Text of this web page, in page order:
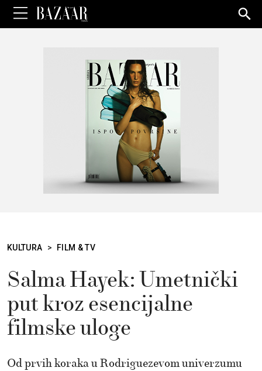
for:
KULTURA > FILM & TV
Salma Hayek: Umetnički
put kroz esencijalne
filmske uloge
Od prvih koraka u Rodriguezevom univerzumu